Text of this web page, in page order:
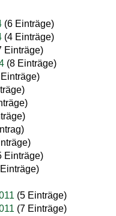
(6 Einträge)
(4 Einträge)
Einträge)
(8 Einträge)
Einträge)
(5 Einträge)
(7 Einträge)